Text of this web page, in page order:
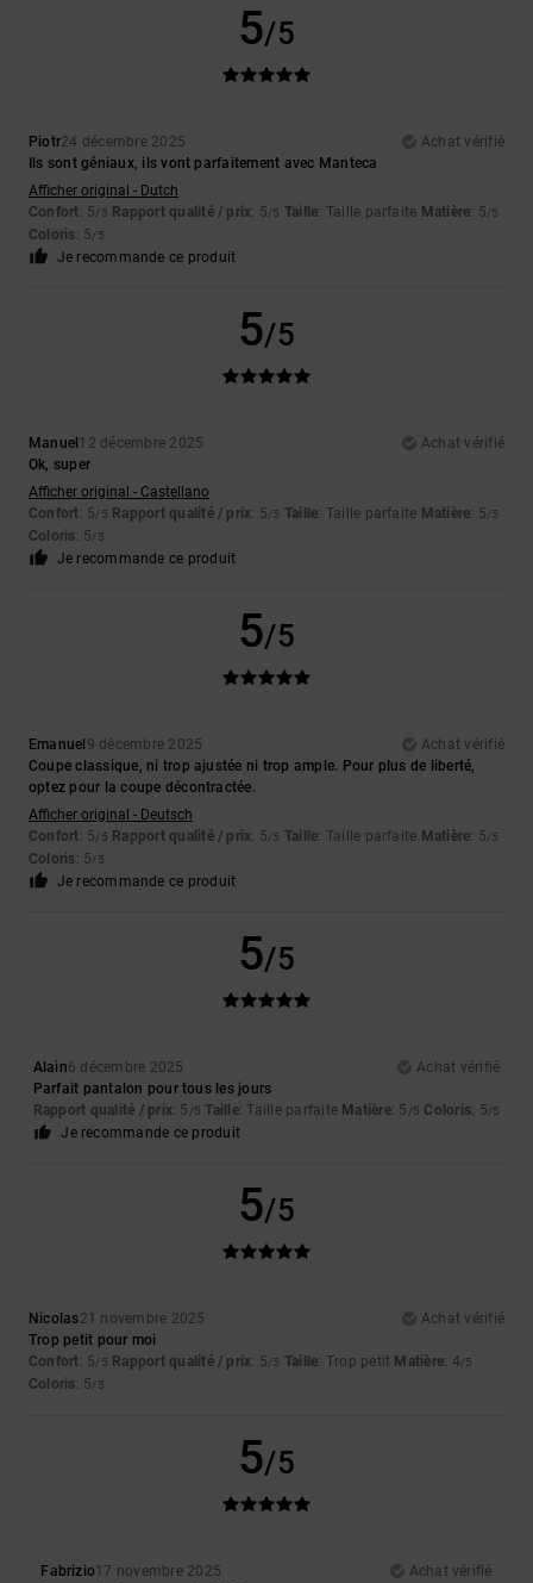
5/5
Piotr24 décembre 2025
Achat vérifié
Ils sont géniaux, ils vont parfaitement avec Manteca
Afficher original - Dutch
Confort: 5/5 Rapport qualité / prix: 5/5 Taille: Taille parfaite Matière: 5/5
Coloris: 5/5
Je recommande ce produit
5/5
Manuel 12 décembre 2025
Achat vérifié
Ok, super
Afficher original - Castellano
Confort: 5/5 Rapport qualité / prix: 5/5 Taille: Taille parfaite Matière: 5/5
Coloris: 5/5
Je recommande ce produit
5/5
Emanuel 9 décembre 2025
Achat vérifié
Coupe classique, ni trop ajustée ni trop ample. Pour plus de liberté,
optez pour la coupe décontractée.
Afficher original - Deutsch
Confort: 5/5 Rapport qualité / prix: 5/5 Taille: Taille parfaite Matière: 5/5
Coloris: 5/5
Je recommande ce produit
5/5
Alain6 décembre 2025
Achat vérifié
Parfait pantalon pour tous les jours
Rapport qualité / prix: 5 /5 Taille: Taille parfaite Matière: 5 /5 Coloris: 5/5
Je recommande ce produit
5/5
Nicolas21 novembre 2025
Achat vérifié
Trop petit pour moi
Confort: 5/5 Rapport qualité / prix: 5/5 Taille: Trop petit Matière: 4/5
Coloris: 5/5
5/5
Fabrizio17 novembre 2025
Achat vérifié